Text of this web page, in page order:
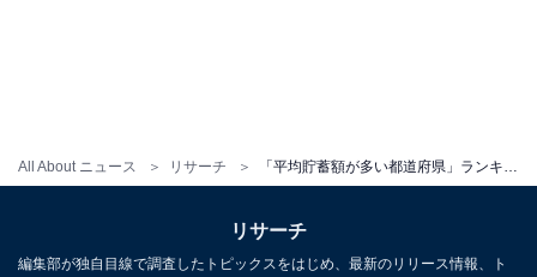
All About ニュース リサーチ
プレスリリース
リサーチ
編集部が独自目線で調査したトピックスをはじめ、最新のリリース情報、ト